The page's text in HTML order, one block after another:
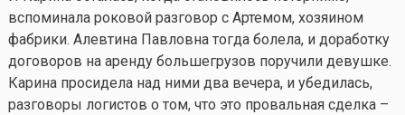
вспоминала роковой разговор с Артемом, хозяином
фабрики. Алевтина Павловна тогда болела, и доработку
договоров на аренду большегрузов поручили девушке.
Карина просидела над ними два вечера, и убедилась,
разговоры логистов о том, что это провальная сделка –